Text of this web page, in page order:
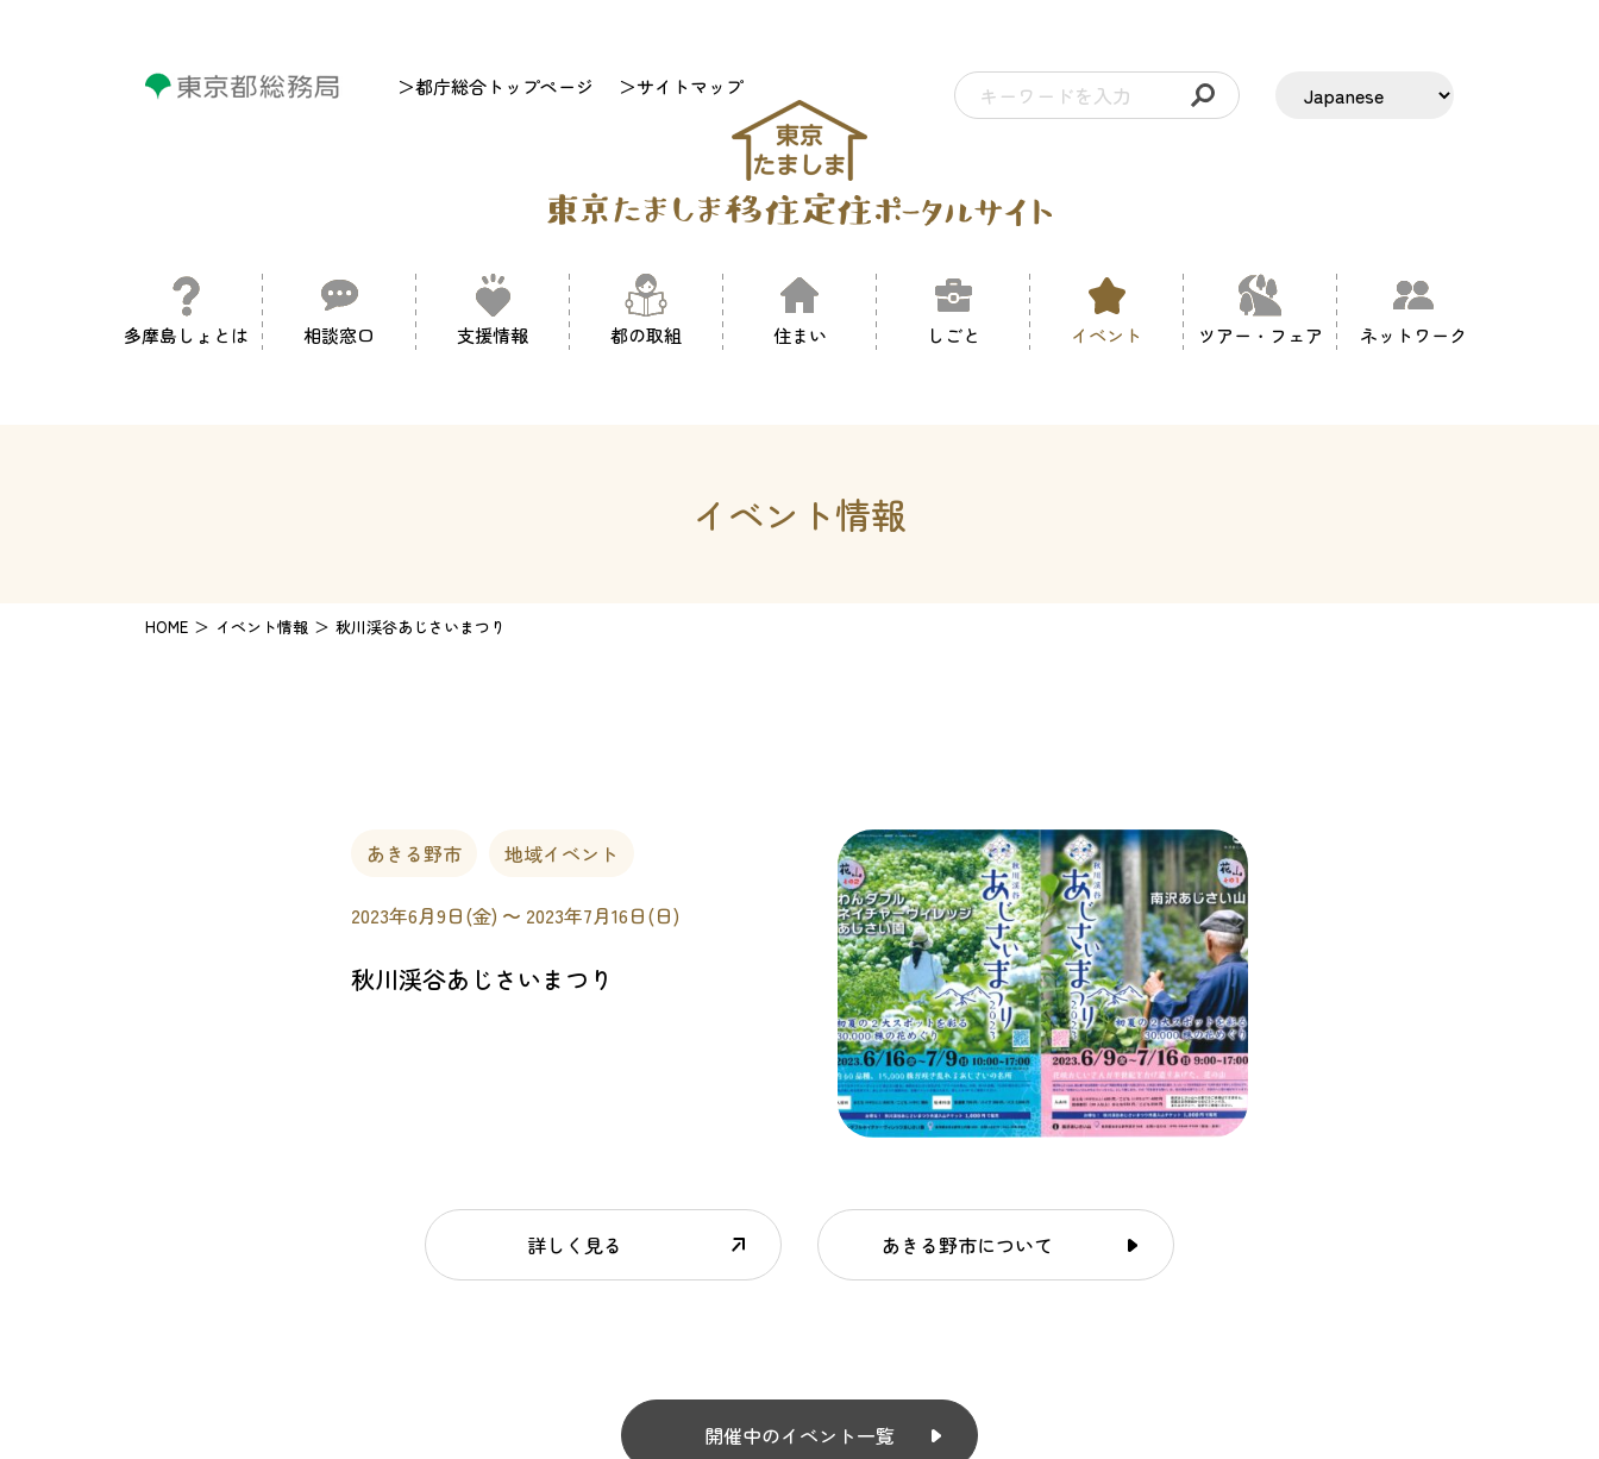
＞都庁総合トップページ ＞サイトマップ
多摩島しょとは 相談窓口 支援情報 都の取組 住まい しごと イベント ツアー・フェア ネットワーク
イベント情報
HOME イベント情報 秋川渓谷あじさいまつり
あきる野市 地域イベント
2023年6月9日(金) 〜 2023年7月16日(日)
秋川渓谷あじさいまつり
詳しく見る あきる野市について
開催中のイベント一覧